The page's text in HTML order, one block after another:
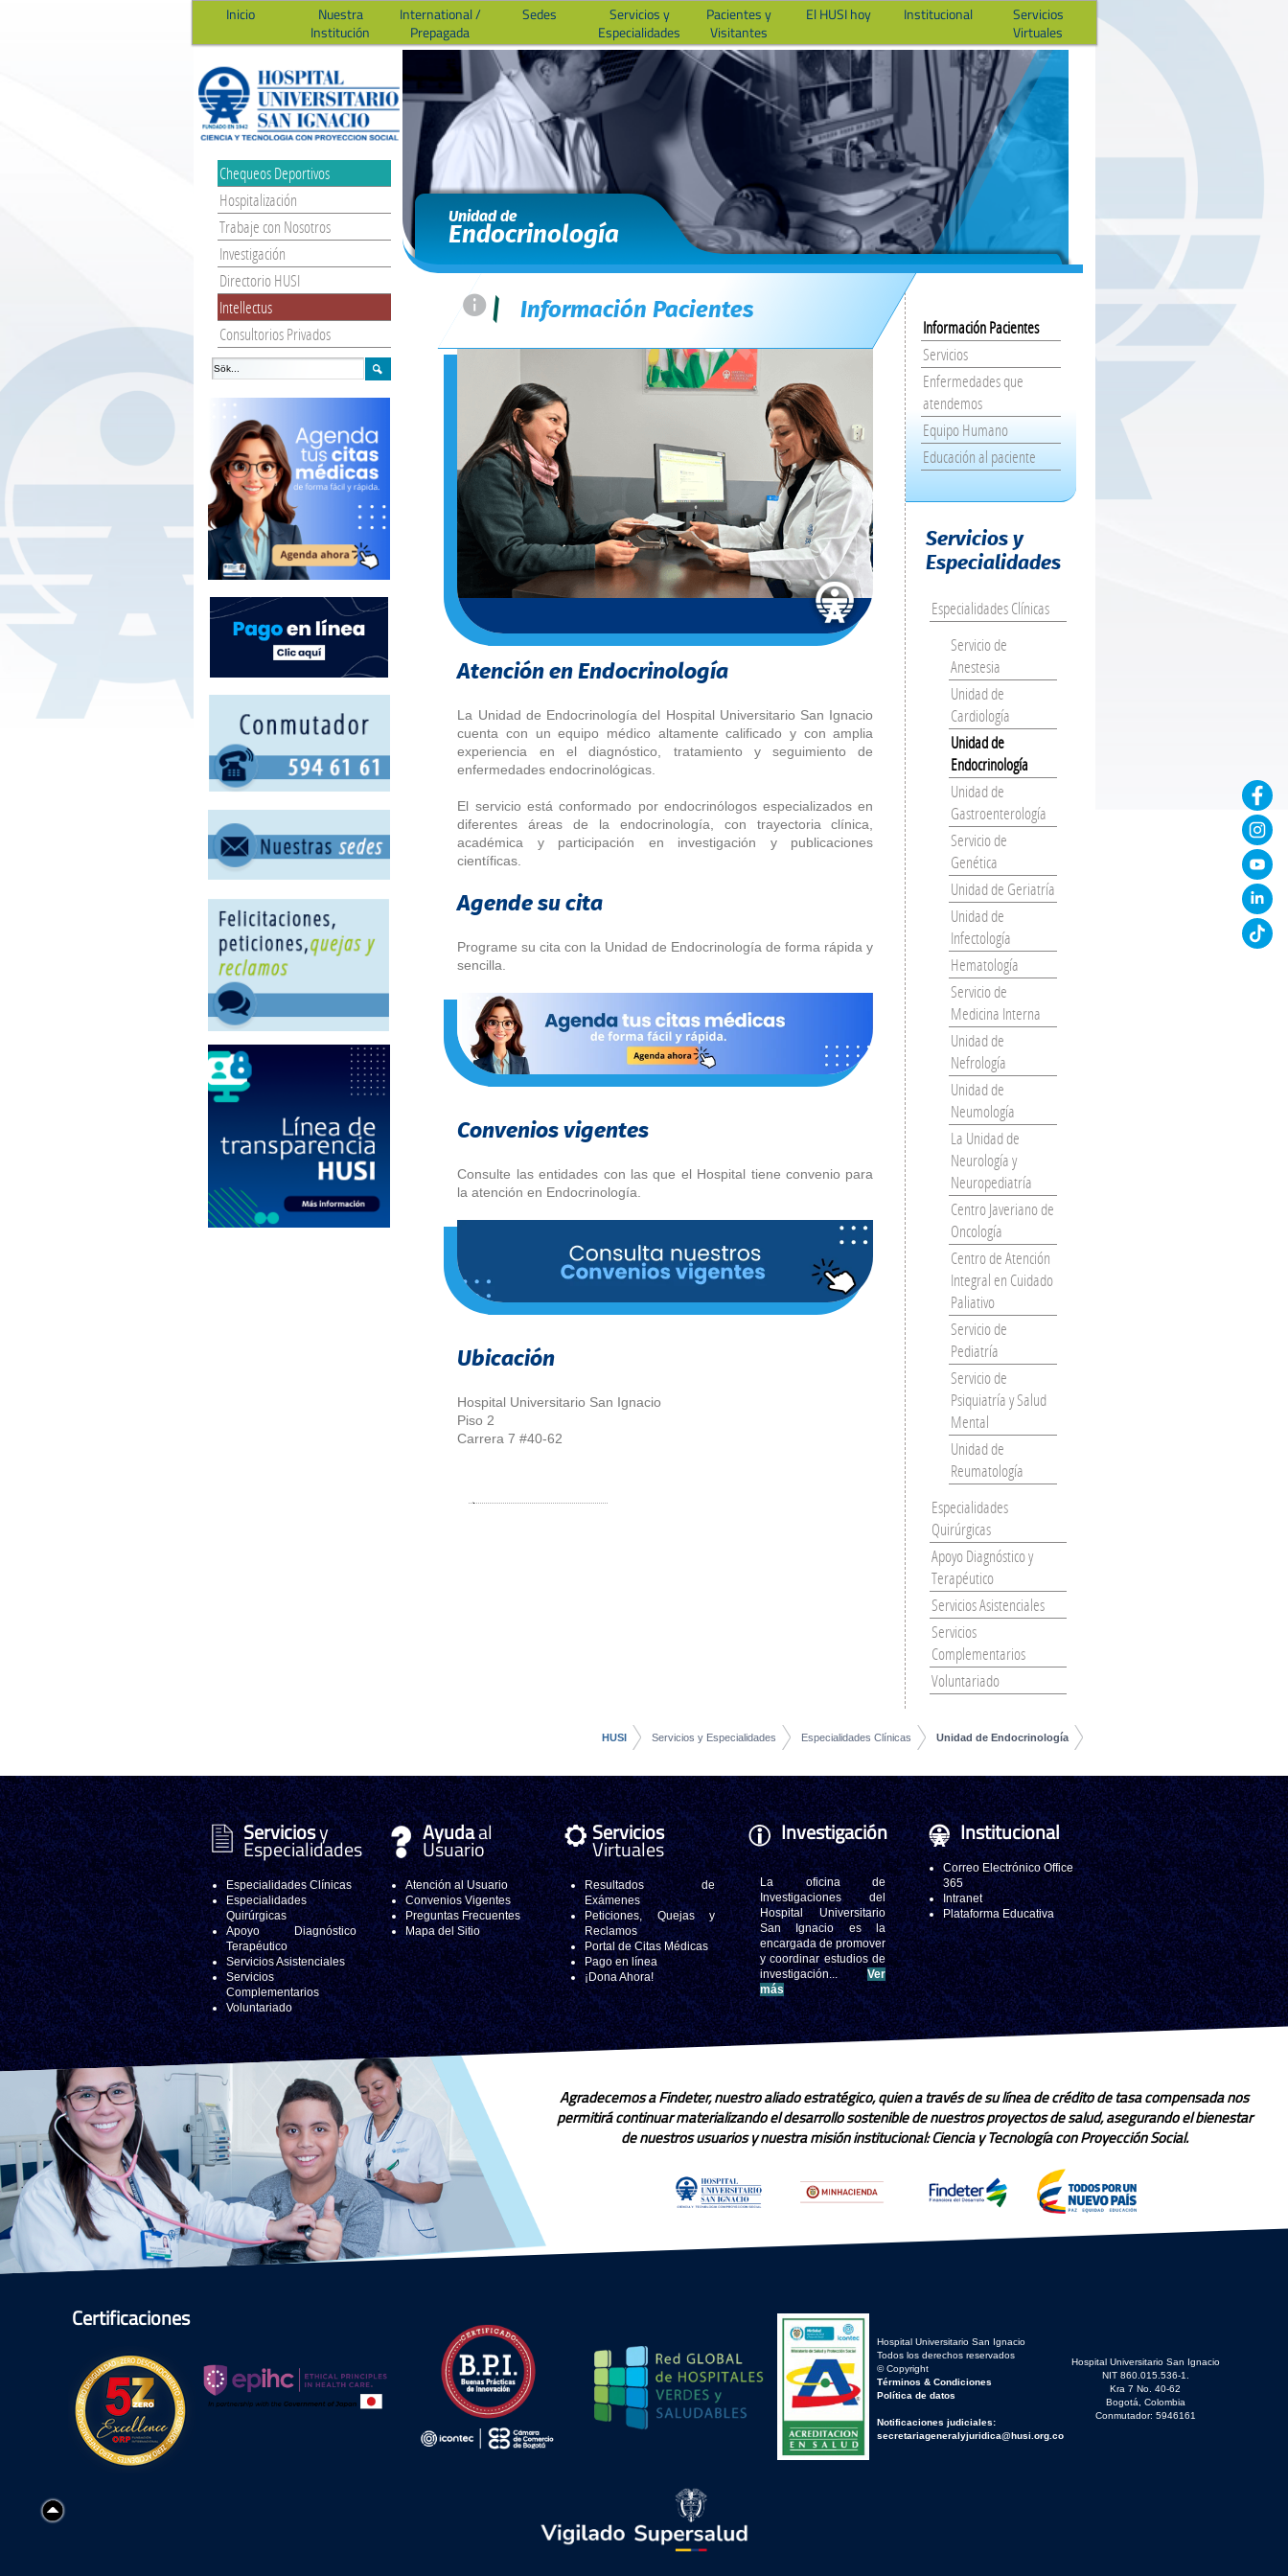
Inicio
Nuestra
Institución
International /
Prepagada
Sedes
Servicios y
Especialidades
Pacientes y
Visitantes
El HUSI hoy Institucional
Servicios
Virtuales
Chequeos Deportivos
Hospitalización
Trabaje con Nosotros
Investigación
Directorio HUSI
Intellectus
Consultorios Privados
Unidad de
Endocrinología
= | Información Pacientes
Atención en Endocrinología
La Unidad de Endocrinología del Hospital Universitario San Ignacio
cuenta con un equipo médico altamente calificado y con amplia
experiencia en el diagnóstico, tratamiento y seguimiento de
enfermedades endocrinológicas.
El servicio está conformado por endocrinólogos especializados en
diferentes áreas de la endocrinología, con trayectoria clínica,
académica y participación en investigación y publicaciones
científicas.
Agende su cita
Programe su cita con la Unidad de Endocrinología de forma rápida y
sencilla.
Convenios vigentes
Consulte las entidades con las que el Hospital tiene convenio para
la atención en Endocrinología.
Ubicación
Hospital Universitario San Ignacio
Piso 2
Carrera 7 #40-62
Información Pacientes
Servicios
Enfermedades que
atendemos
Equipo Humano
Educación al paciente
Servicios y
Especialidades
Especialidades Clínicas
Servicio de
Anestesia
Unidad de
Cardiología
Unidad de
Endocrinología
Unidad de
Gastroenterología
Servicio de
Genética
Unidad de Geriatría
Unidad de
Infectología
Hematología
Servicio de
Medicina Interna
Unidad de
Nefrología
Unidad de
Neumología
La Unidad de
Neurología y
Neuropediatría
Centro Javeriano de
Oncología
Centro de Atención
Integral en Cuidado
Paliativo
Servicio de
Pediatría
Servicio de
Psiquiatría y Salud
Mental
Unidad de
Reumatología
Especialidades
Quirúrgicas
Apoyo Diagnóstico y
Terapéutico
Servicios Asistenciales
Servicios
Complementarios
Voluntariado
HUSI Servicios y Especialidades Especialidades Clínicas Unidad de Endocrinología
Serviciosy
Especialidades
Especialidades Clínicas
Especialidades
Quirúrgicas
Apoyo Diagnóstico
Terapéutico
Servicios Asistenciales
Servicios
Complementarios
Voluntariado
Ayudaal
Usuario
Atención al Usuario
Convenios Vigentes
Preguntas Frecuentes
Mapa del Sitio
Servicios
Virtuales
Resultados de
Exámenes
Peticiones, Quejas y
Reclamos
Portal de Citas Médicas
Pago en línea
¡Dona Ahora!
Investigación
La oficina de
Investigaciones del
Hospital Universitario
San Ignacio es la
encargada de promover
y coordinar estudios de
investigación... Ver
más
Institucional
Correo Electrónico Office
365
Intranet
Plataforma Educativa
Agradecemos a Findeter, nuestro aliado estratégico, quien a través de su línea de crédito de tasa compensada nos
permitirá continuar materializando el desarrollo sostenible de nuestros proyectos de salud, asegurando el bienestar
de nuestros usuarios y nuestra misión institucional: Ciencia y Tecnología con Proyección Social.
Certificaciones
Hospital Universitario San Ignacio
Todos los derechos reservados
© Copyright
Términos & Condiciones
Política de datos
Notificaciones judiciales:
secretariageneralyjuridica@husi.org.co
Hospital Universitario San Ignacio
NIT 860.015.536-1.
Kra 7 No. 40-62
Bogotá, Colombia
Conmutador: 5946161